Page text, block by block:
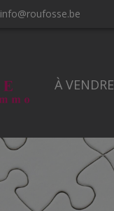
info@roufosse.be
À VENDRE